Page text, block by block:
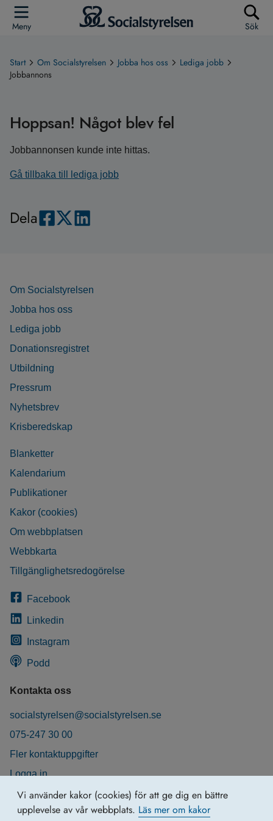
Vi använder kakor (cookies) för att ge dig en bättre
upplevelse av vår webbplats. Läs mer om kakor
Meny Sök
Start Om Socialstyrelsen Jobba hos oss
Lediga jobb
Jobbannons
Hoppsan! Något blev fel
Jobbannonsen kunde inte hittas.
Gå tillbaka till lediga jobb
Dela
Om Socialstyrelsen
Jobba hos oss
Lediga jobb
Donationsregistret
Utbildning
Pressrum
Nyhetsbrev
Krisberedskap
Blanketter
Kalendarium
Publikationer
Kakor (cookies)
Om webbplatsen
Webbkarta
Tillgänglighetsredogörelse
Facebook
Linkedin
Instagram
Podd
Kontakta oss
socialstyrelsen@socialstyrelsen.se
075-247 30 00
Fler kontaktuppgifter
Logga in
Behandling av personuppgifter